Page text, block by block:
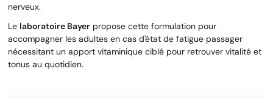
nerveux.
Le laboratoire Bayer propose cette formulation pour
accompagner les adultes en cas d'état de fatigue passager
nécessitant un apport vitaminique ciblé pour retrouver vitalité et
tonus au quotidien.